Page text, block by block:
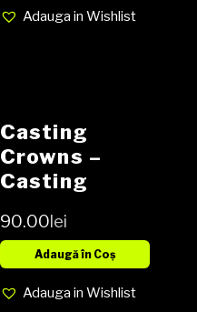
Adauga in Wishlist
Casting
Crowns ‎–
Casting
90.00lei
Adaugă în Coș
Adauga in Wishlist